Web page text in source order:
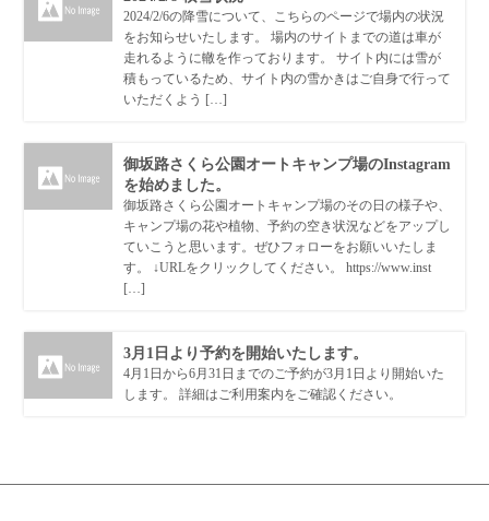
2024/2/6の降雪について、こちらのページで場内の状況
をお知らせいたします。 場内のサイトまでの道は車が
走れるように轍を作っております。 サイト内には雪が
積もっているため、サイト内の雪かきはご自身で行って
いただくよう […]
御坂路さくら公園オートキャンプ場のInstagram
を始めました。
御坂路さくら公園オートキャンプ場のその日の様子や、
キャンプ場の花や植物、予約の空き状況などをアップし
ていこうと思います。ぜひフォローをお願いいたしま
す。 ↓URLをクリックしてください。 https://www.inst
[…]
3月1日より予約を開始いたします。
4月1日から6月31日までのご予約が3月1日より開始いた
します。 詳細はご利用案内をご確認ください。